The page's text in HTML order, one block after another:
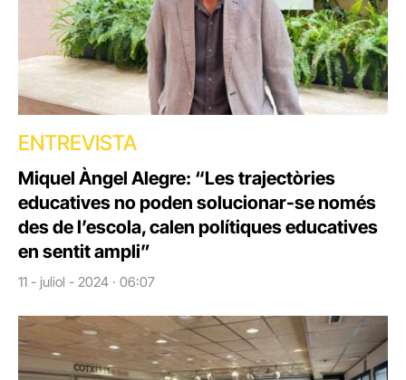
ENTREVISTA
Miquel Àngel Alegre: “Les trajectòries
educatives no poden solucionar-se només
des de l’escola, calen polítiques educatives
en sentit ampli”
11 - juliol - 2024 · 06:07